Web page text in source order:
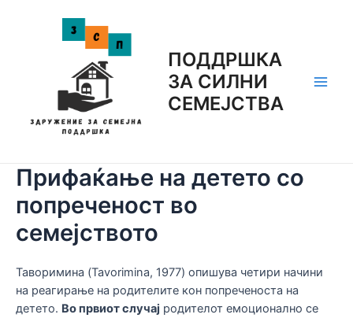
ПОДДРШКА
ЗА СИЛНИ
СЕМЕЈСТВА
Прифаќање на детето со
попреченост во
семејството
Таворимина (Tavorimina, 1977) опишува четири начини
на реагирање на родителите кон попреченоста на
детето. Во првиот случај родителот емоционално се